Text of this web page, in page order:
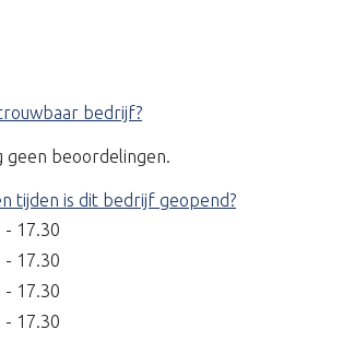
bedrijf?
geen beoordelingen.
tijden is dit bedrijf geopend?
- 17.30
- 17.30
- 17.30
- 17.30